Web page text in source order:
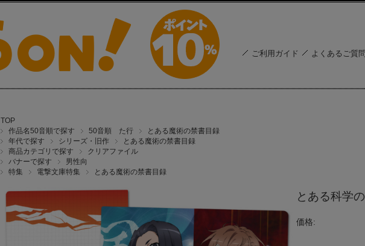
ご利用ガイド よくあるご質
TOP
作品名50音順で探す
50音順 た行
とある魔術の禁書目録
年代で探す
シリーズ・旧作
とある魔術の禁書目録
商品カテゴリで探す
クリアファイル
バナーで探す
男性向
特集
電撃文庫特集 とある魔術の禁書目録
とある科学
価格: